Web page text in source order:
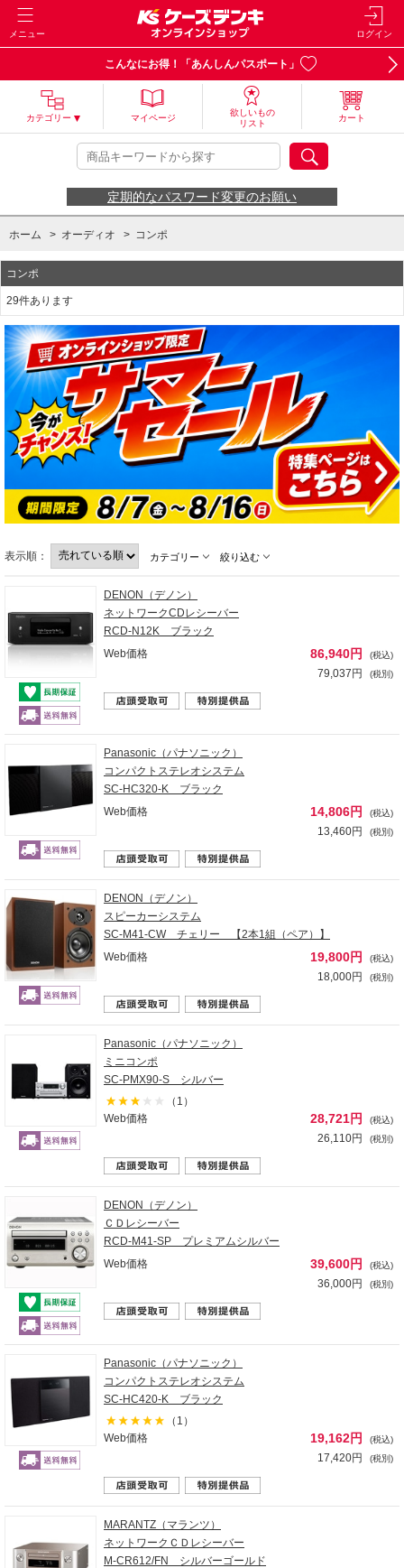
メニュー ログイン
こんなにお得！「あんしんパスポート」
カテゴリー マイページ
欲しいもの
リスト
カート
定期的なパスワード変更のお願い
ホーム > オーディオ > コンポ
コンポ
29件あります
表示順： カテゴリー 絞り込む
DENON（デノン）
ネットワークCDレシーバー
RCD-N12K ブラック
Web価格
86,940円 (税込)
79,037円 (税別)
Panasonic（パナソニック）
コンパクトステレオシステム
SC-HC320-K ブラック
Web価格
14,806円 (税込)
13,460円 (税別)
DENON（デノン）
スピーカーシステム
SC-M41-CW チェリー 【2本1組（ペア）】
Web価格
19,800円 (税込)
18,000円 (税別)
Panasonic（パナソニック）
ミニコンポ
SC-PMX90-S シルバー
（1）
Web価格
28,721円 (税込)
26,110円 (税別)
DENON（デノン）
ＣＤレシーバー
RCD-M41-SP プレミアムシルバー
Web価格
39,600円 (税込)
36,000円 (税別)
Panasonic（パナソニック）
コンパクトステレオシステム
SC-HC420-K ブラック
（1）
Web価格
19,162円 (税込)
17,420円 (税別)
MARANTZ（マランツ）
ネットワークＣＤレシーバー
M-CR612/FN シルバーゴールド